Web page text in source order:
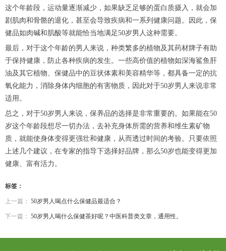
这个年龄段，运动量逐渐减少，如果缺乏足够的蛋白质摄入，就会加
剧肌肉和骨骼的退化，甚至会导致疾病和一系列健康问题。因此，保
健品如肉碱和肌酸等就能恰当地满足50岁男人这种需要。
最后，对于这个年龄的男人来说，种类繁多的植物及其药材牌子有助
于保持健康，防止各种疾病的发生。一些高价值的植物如深海鲨鱼肝
油及其它植物、保健品中的豆状体素和美容精华等，都具备一定的抗
氧化能力，消除身体内细胞的有害物质，因此对于50岁男人来说非常
适用。
总之，对于50岁男人来说，保养品的选择是非常重要的。如果能在50
岁这个年龄段想尽一切办法，去补充身体所需的营养和维生素矿物
质，就能使身体变得更强壮和健康，从而透过时间的考验。只要依照
上述几个建议，在专家的指导下选择好品牌，那么50岁也能变得更加
健康、富有活力。
标签：
上一篇： 50岁男人喝点什么保健品最适合？
下一篇： 50岁男人喝什么保健茶好呢？中医科普类文章，通用性。